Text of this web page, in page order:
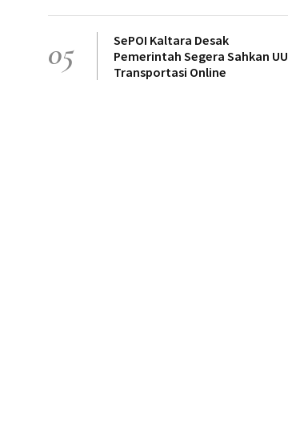
05
SePOI Kaltara Desak
Pemerintah Segera Sahkan UU
Transportasi Online